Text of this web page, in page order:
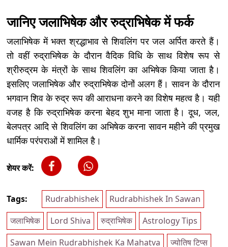
जानिए जलाभिषेक और रुद्राभिषेक में फर्क
जलाभिषेक में भक्त श्रद्धाभाव से शिवलिंग पर जल अर्पित करते हैं।
तो वहीं रुद्राभिषेक के दौरान वैदिक विधि के साथ विशेष रूप से
श्रीरुद्रम के मंत्रों के साथ शिवलिंग का अभिषेक किया जाता है।
इसलिए जलाभिषेक और रुद्राभिषेक दोनों अलग हैं। सावन के दौरान
भगवान शिव के रुद्र रूप की आराधना करने का विशेष महत्व है। यही
वजह है कि रुद्राभिषेक करना बेहद शुभ माना जाता है। दूध, जल,
बेलपत्र आदि से शिवलिंग का अभिषेक करना सावन महीने की प्रमुख
धार्मिक परंपराओं में शामिल है।
शेयर करें:
Tags: Rudrabhishek
Rudrabhishek In Sawan
जलाभिषेक
Lord Shiva रुद्राभिषेक
Astrology Tips
Sawan Mein Rudrabhishek Ka Mahatva
ज्योतिष टिप्स